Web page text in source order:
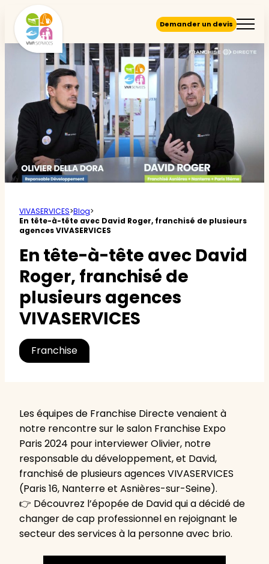
Demander un devis
VIVASERVICES>Blog>
En tête-à-tête avec David Roger, franchisé de plusieurs
agences VIVASERVICES
En tête-à-tête avec David
Roger, franchisé de
plusieurs agences
VIVASERVICES
Franchise
Les équipes de Franchise Directe venaient à
notre rencontre sur le salon Franchise Expo
Paris 2024 pour interviewerOlivier, notre
responsable du développement, et David,
franchisé de plusieurs agences VIVASERVICES
(Paris 16, Nanterre et Asnières-sur-Seine).
👉 Découvrez l’épopée de David qui a décidé de
changer de cap professionnel en rejoignant le
secteur des services à la personne avec brio.